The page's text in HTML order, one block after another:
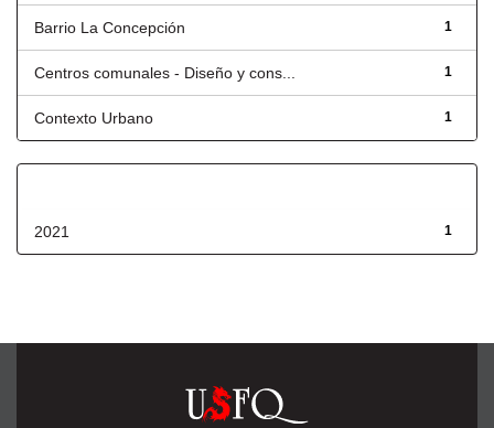
1
Barrio La Concepción
1
Centros comunales - Diseño y cons...
1
Contexto Urbano
1
2021